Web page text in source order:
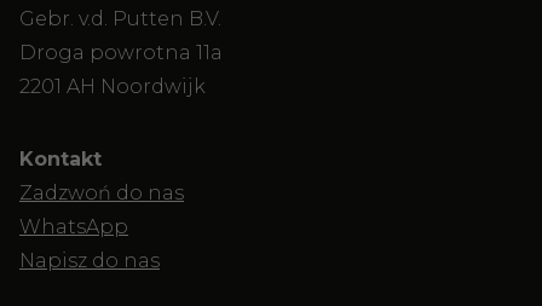
Gebr. v.d. Putten B.V.
Droga powrotna 11a
2201 AH Noordwijk
Kontakt
Zadzwoń do nas
WhatsApp
Napisz do nas